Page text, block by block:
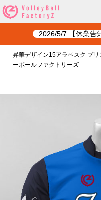
2026/5/7 【休業告
昇華デザイン15アラベスク プ
ーボールファクトリーズ